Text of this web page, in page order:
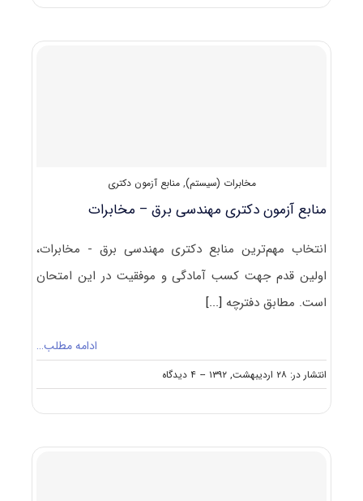
عمران
مخابرات (سیستم),منابع آزمون دکتری
منابع آزمون دکتری مهندسی برق – مخابرات
انتخاب مهم‌ترین منابع دکتری مهندسی برق - مخابرات،
اولین قدم جهت کسب آمادگی و موفقیت در این امتحان
است. مطابق دفترچه [...]
ادامه مطلب…
انتشار در: ۲۸ اردیبهشت, ۱۳۹۲ -- ۴ دیدگاه
on
منابع
برق